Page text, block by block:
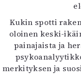
Kukin spotti
oloinen keski-
painajaista ja
merkityksen ja